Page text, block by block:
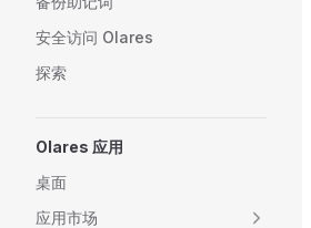
安全访问 Olares
探索
Olares 应用
桌面
应用市场